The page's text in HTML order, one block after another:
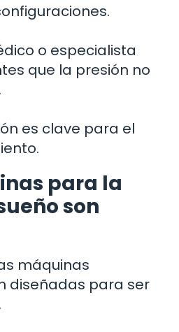
o especialista
que la presión no
es clave para el
para la
son
máquinas
diseñadas para ser